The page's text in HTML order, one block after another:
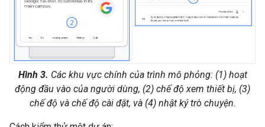
Hình 3. Các khu vực chính của trình mô phỏng: (1) hoạt
động đầu vào của người dùng, (2) chế độ xem thiết bị, (3)
chế độ và chế độ cài đặt, và (4) nhật ký trò chuyện.